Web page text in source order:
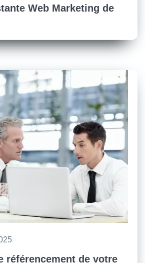
Web Marketing de
référencement de votre